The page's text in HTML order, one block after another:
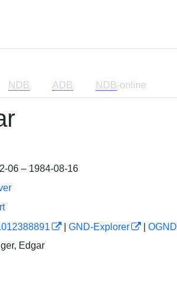
NDB ADB NDB-online
06 – 1984-08-16
GND-Explorer OGND
Edgar